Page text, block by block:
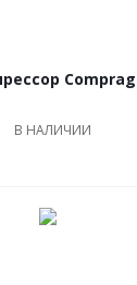
Comprag
В НАЛИЧИИ